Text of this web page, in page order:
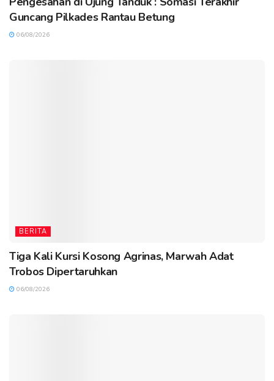
Guncang Pilkades Rantau Betung
06/08/2026
BERITA
Tiga Kali Kursi Kosong Agrinas, Marwah Adat
Trobos Dipertaruhkan
06/08/2026